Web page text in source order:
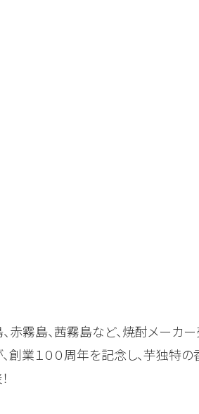
赤霧島、茜霧島など、焼酎メー
創業１００周年を記念し、芋独特